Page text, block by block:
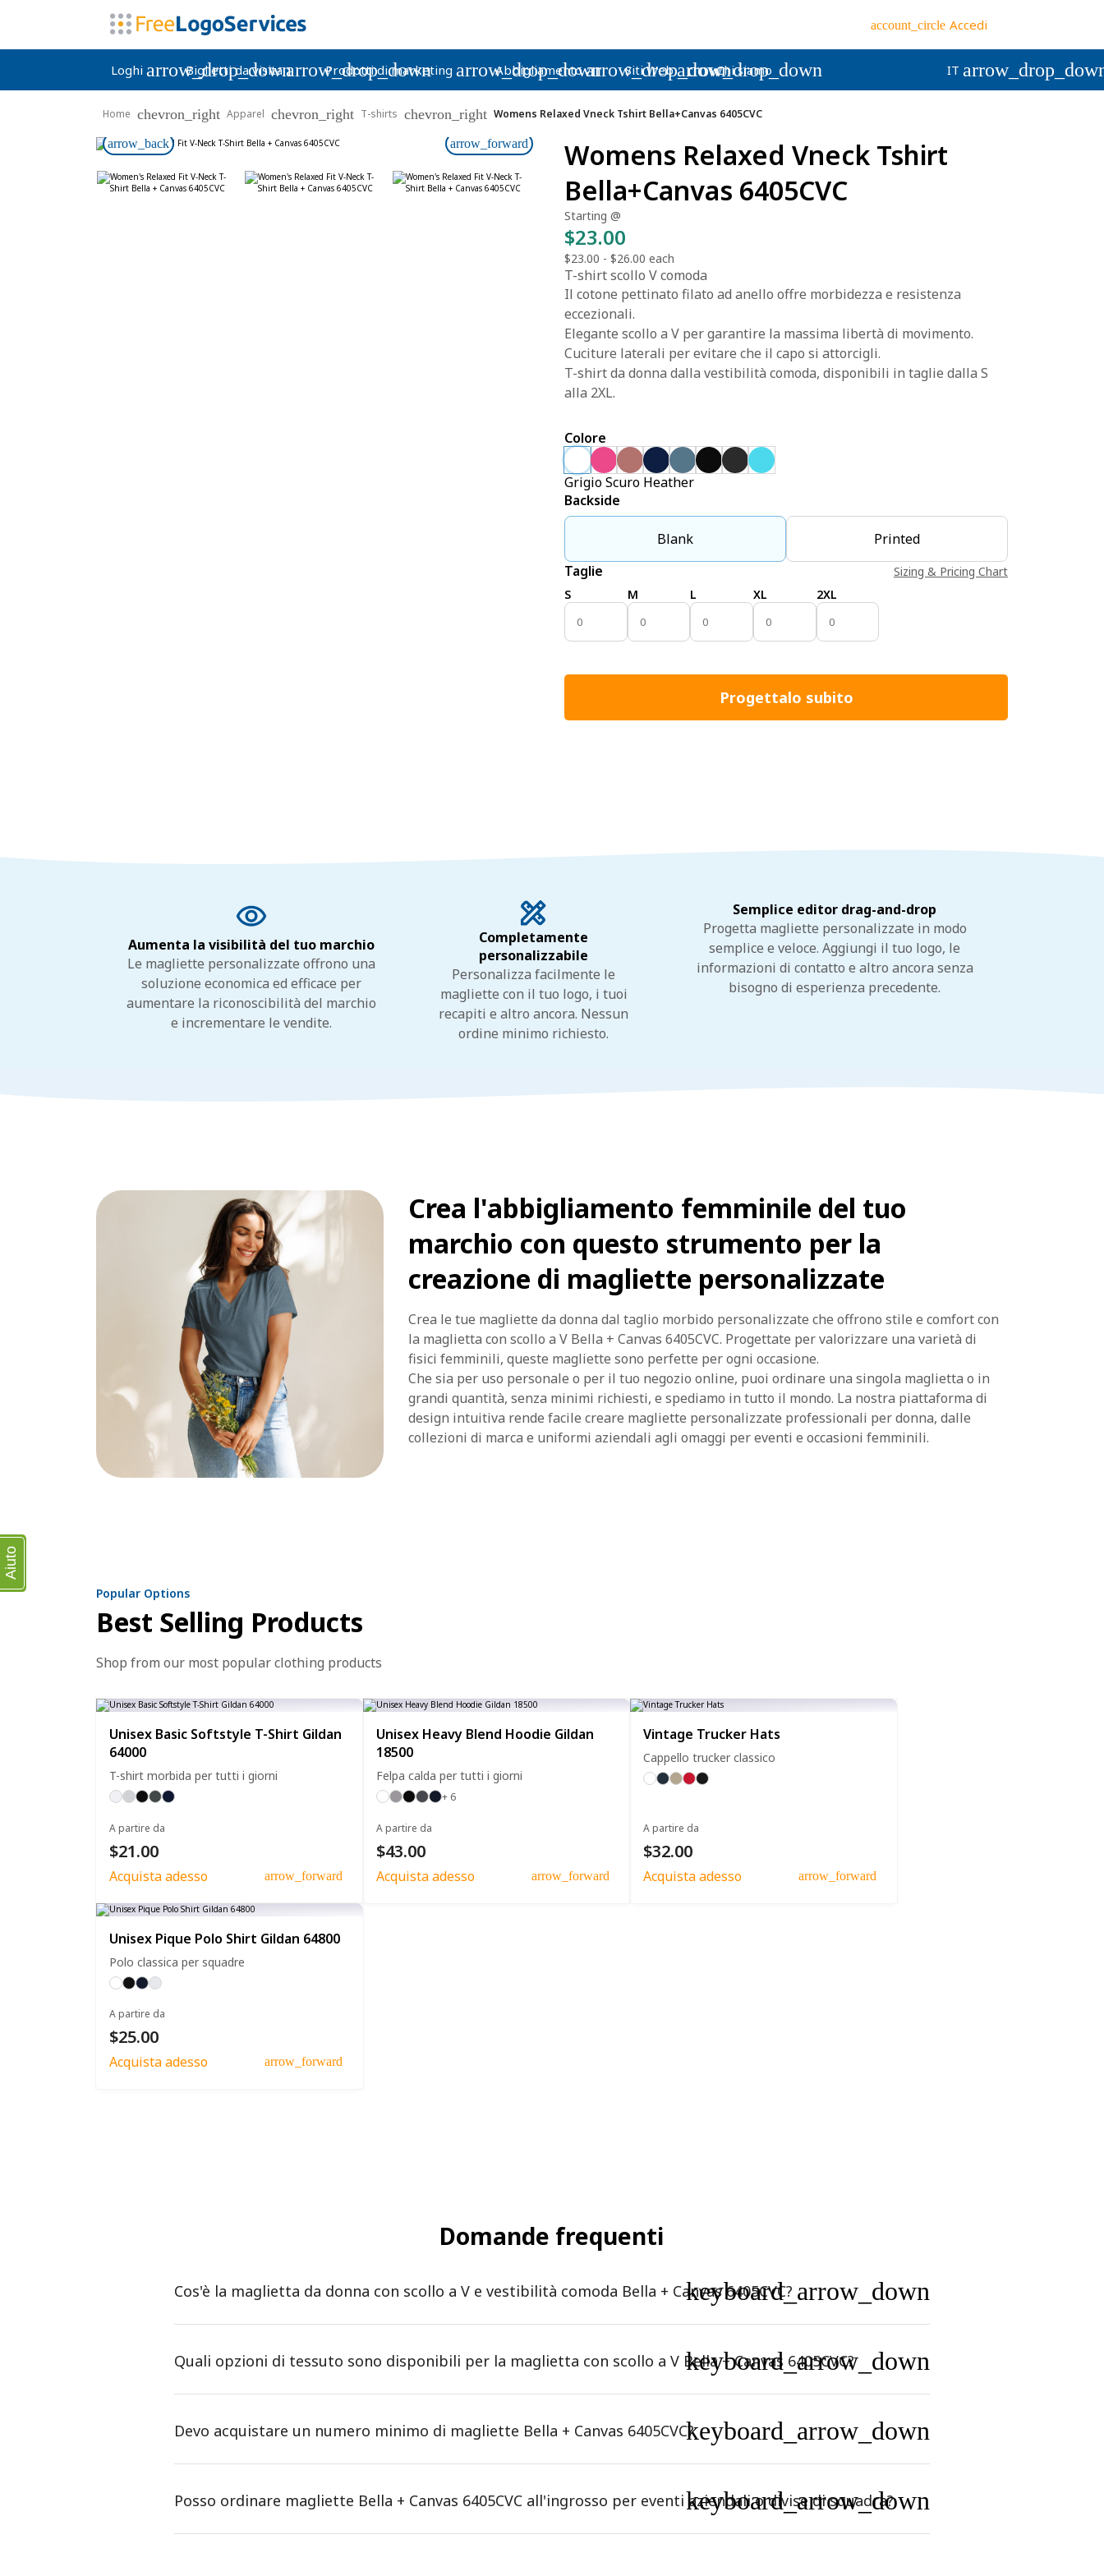
account_circle Accedi
Loghi arrow_drop_down
Biglietti da visita arrow_drop_down
Prodotti di marketing arrow_drop_down
Abbigliamento arrow_drop_down
Siti Web arrow_drop_down
Chi siamo IT
Home chevron_right Apparel chevron_right T-shirts chevron_right Womens Relaxed Vneck Tshirt Bella+Canvas 6405CVC
arrow_back arrow_forward
Womens Relaxed Vneck Tshirt
Bella+Canvas 6405CVC
Starting @
$23.00
$23.00 - $26.00 each
T-shirt scollo V comoda
Il cotone pettinato filato ad anello offre morbidezza e resistenza
eccezionali.
Elegante scollo a V per garantire la massima libertà di movimento.
Cuciture laterali per evitare che il capo si attorcigli.
T-shirt da donna dalla vestibilità comoda, disponibili in taglie dalla S
alla 2XL.
Colore
Grigio Scuro Heather
Backside
Blank
Printed
Taglie
Sizing & Pricing Chart
S
M L XL 2XL
Progettalo subito
Aumenta la visibilità del tuo marchio
Le magliette personalizzate offrono una
soluzione economica ed efficace per
aumentare la riconoscibilità del marchio
e incrementare le vendite.
Completamente
personalizzabile
Personalizza facilmente le
magliette con il tuo logo, i tuoi
recapiti e altro ancora. Nessun
ordine minimo richiesto.
Semplice editor drag-and-drop
Progetta magliette personalizzate in modo
semplice e veloce. Aggiungi il tuo logo, le
informazioni di contatto e altro ancora senza
bisogno di esperienza precedente.
Crea l'abbigliamento femminile del tuo
marchio con questo strumento per la
creazione di magliette personalizzate
Crea le tue magliette da donna dal taglio morbido personalizzate che offrono stile e comfort con
la maglietta con scollo a V Bella + Canvas 6405CVC. Progettate per valorizzare una varietà di
fisici femminili, queste magliette sono perfette per ogni occasione.
Che sia per uso personale o per il tuo negozio online, puoi ordinare una singola maglietta o in
grandi quantità, senza minimi richiesti, e spediamo in tutto il mondo. La nostra piattaforma di
design intuitiva rende facile creare magliette personalizzate professionali per donna, dalle
collezioni di marca e uniformi aziendali agli omaggi per eventi e occasioni femminili.
Popular Options
Best Selling Products
Shop from our most popular clothing products
Unisex Basic Softstyle T-Shirt Gildan
64000
T-shirt morbida per tutti i giorni
A partire da
$21.00
Acquista adesso arrow_forward
Unisex Heavy Blend Hoodie Gildan
18500
Felpa calda per tutti i giorni
+ 6
A partire da
$43.00
Acquista adesso arrow_forward
Vintage Trucker Hats
Cappello trucker classico
A partire da
$32.00
Acquista adesso arrow_forward
Unisex Pique Polo Shirt Gildan 64800
Polo classica per squadre
A partire da
$25.00
Acquista adesso arrow_forward
Domande frequenti
Cos'è la maglietta da donna con scollo a V e vestibilità comoda Bella + Canvas 6405CVC?keyboard_arrow_down
Quali opzioni di tessuto sono disponibili per la maglietta con scollo a V Bella + Canvas 6405CVC?
keyboard_arrow_down
Devo acquistare un numero minimo di magliette Bella + Canvas 6405CVC?keyboard_arrow_down
Posso ordinare magliette Bella + Canvas 6405CVC all'ingrosso per eventi aziendali o divise di squadra?
keyboard_arrow_down
Aiuto